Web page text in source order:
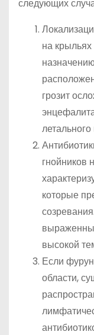
следующих
на
грозит
летального
гнойников
которые
высокой
Если
области,